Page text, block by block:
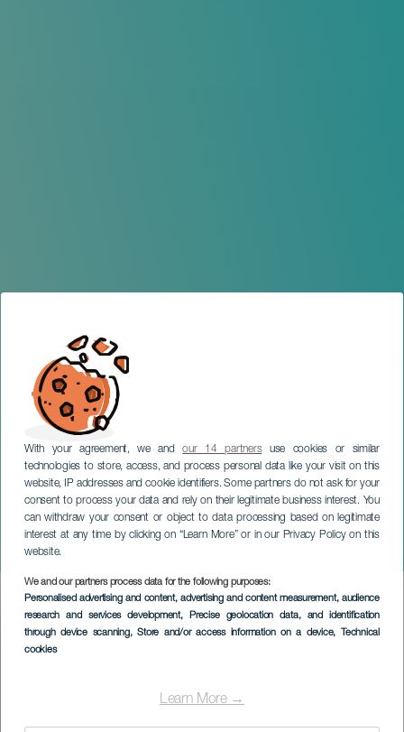
With your agreement, we andour 14 partnersuse cookies or similar
technologies to store, access, and process personal data like your visit on this
website, IP addresses and cookie identifiers. Some partners do not ask for your
consent to process your data and rely on their legitimate business interest. You
can withdraw your consent or object to data processing based on legitimate
interest at any time by clicking on “Learn More” or in our Privacy Policy on this
website.
We and our partners process data for the following purposes:
Personalised advertising and content, advertising and content measurement, audience
research and services development, Precise geolocation data, and identification
through device scanning, Store and/or access information on a device, Technical
cookies
Learn More →
Radar Keroxen
TENERIFE
Imagen
Listado